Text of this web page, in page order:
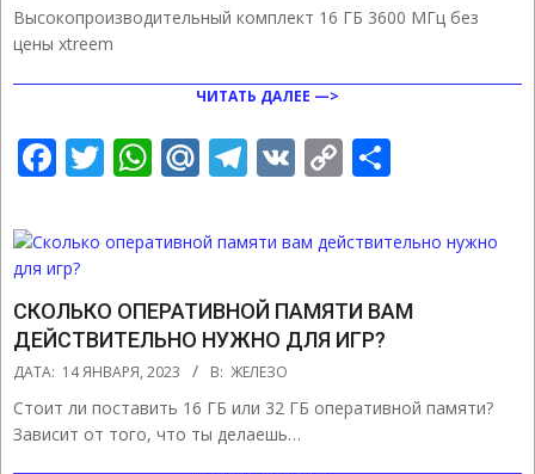
14
Высокопроизводительный комплект 16 ГБ 3600 МГц без
цены xtreem
ЧИТАТЬ ДАЛЕЕ —>
Facebook
Twitter
WhatsApp
Mail.Ru
Telegram
VK Copy
СКОЛЬКО ОПЕРАТИВНОЙ ПАМЯТИ ВАМ
ДЕЙСТВИТЕЛЬНО НУЖНО ДЛЯ ИГР?
2023-
14
ДАТА: 14 ЯНВАРЯ, 2023 В: ЖЕЛЕЗО
Стоит ли поставить 16 ГБ или 32 ГБ оперативной памяти?
Зависит от того, что ты делаешь…